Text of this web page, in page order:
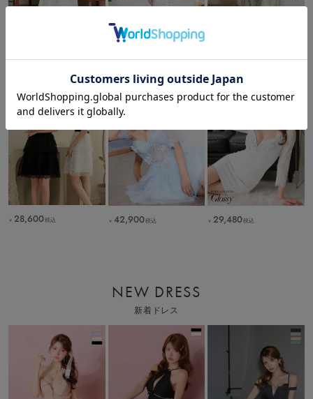
26,950 24,860 19,800税込
￥ 28,600税込 ￥ 42,900税込 ￥ 29,480税込
NEW DRESS
新着ドレス